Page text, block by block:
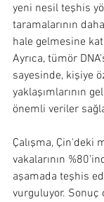
yeni nesil teşhis
taramalarının
hale gelmesine
Ayrıca, tümör
sayesinde, kişiye
yaklaşımlarının
önemli veriler
Çalışma, Çin'deki
vakalarının
aşamada teşhis
vurguluyor. Sonuç